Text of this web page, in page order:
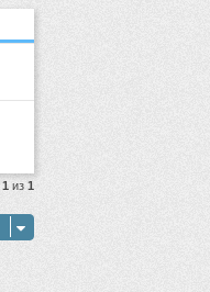
1 из 1